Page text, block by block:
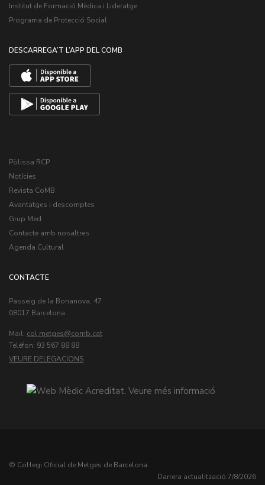
Institut de Formació Mèdica i Lideratge
Programa de Protecció Social
DESCARREGA’T L’APP DEL COMB
Pòlissa RCP
Notícies
Revista CoMB
Avantatges i descomptes
Grup Med
Contacte amb nosaltres
Agenda Cultural
CONTACTE
Passeig de la Bonanova, 47
08017 Barcelona
Mail: col.metges
Teléfon: 93 567 88 88
VEURE DELEGACIONS
© Col·legi Oficial de Metges de Barcelona
Darrera actualització:7/8/2026